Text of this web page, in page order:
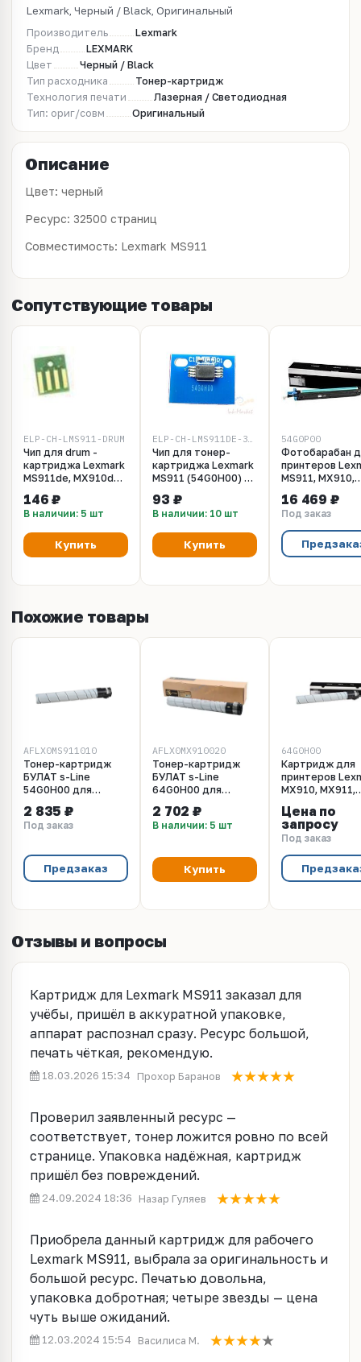
Lexmark, Черный / Black, Оригинальный
Производитель
Lexmark
Бренд
LEXMARK
Цвет
Черный / Black
Тип расходника
Тонер-картридж
Технология печати
Лазерная / Светодиодная
Тип: ориг/совм
Оригинальный
Описание
Цвет: черный
Ресурс: 32500 страниц
Совместимость: Lexmark MS911
Сопутствующие товары
ELP-CH-LMS911-DRUM
Чип для drum -
картриджа Lexmark
MS911de, MX910de,
(54G0P00) - 125 000
стр.
146 ₽
В наличии: 5 шт
Купить
ELP-CH-LMS911DE-32.5K
Чип для тонер-
картриджа Lexmark
MS911 (54G0H00) -
93 ₽
В наличии: 10 шт
Купить
54G0P00
Фотобарабан
принтеров
MS911, MX910,
Ресурс 125000
(54G0P00)
16 469 ₽
Под заказ
Похожие товары
AFLX0MS911010
Тонер-картридж
БУЛАТ s-Line
54G0H00 для
(32500 стр.)
2 835 ₽
Под заказ
Предзаказ
AFLX0MX910020
Тонер-картридж
БУЛАТ s-Line
64G0H00 для
(Чёрный, 32500 стр.,
под заказ),
2 702 ₽
В наличии: 5 шт
Купить
64G0H00
Картридж для
принтеров
MX910, MX911,
(black). Ресурс
32500 стр
(64G0H00)
Цена по
запросу
Под заказ
Отзывы и вопросы
Картридж для Lexmark MS911 заказал для
учёбы, пришёл в аккуратной упаковке,
аппарат распознал сразу. Ресурс большой,
печать чёткая, рекомендую.
18.03.2026 15:34 Прохор Баранов
Проверил заявленный ресурс —
соответствует, тонер ложится ровно по всей
странице. Упаковка надёжная, картридж
пришёл без повреждений.
24.09.2024 18:36 Назар Гуляев
Приобрела данный картридж для рабочего
Lexmark MS911, выбрала за оригинальность и
большой ресурс. Печатью довольна,
упаковка добротная; четыре звезды — цена
чуть выше ожиданий.
12.03.2024 15:54 Василиса М.